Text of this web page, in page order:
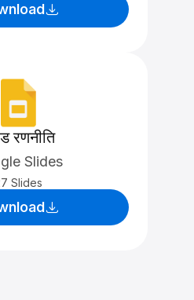
रणनीति
Slides
Slides